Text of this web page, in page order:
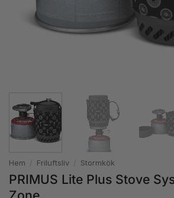
Hem / Friluftsliv / Stormkök
PRIMUS Lite Plus Stove